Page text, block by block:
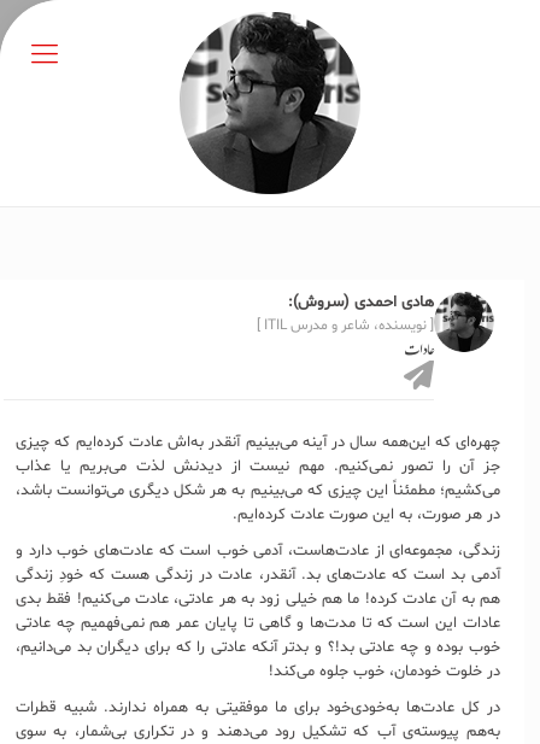
هادی احمدی (سروش):
[ نویسنده، شاعر و مدرس ITIL ]
عادات
چهره‌ای که این‌همه سال در آینه می‌بینیم آنقدر به‌اش عادت کرده‌ایم که چیزی
جز آن را تصور نمی‌کنیم. مهم نیست از دیدنش لذت می‌بریم یا عذاب
می‌کشیم؛ مطمئناً این چیزی که می‌بینیم به هر شکل دیگری می‌توانست باشد،
در هر صورت، به این صورت عادت کرده‌ایم.
زندگی، مجموعه‌ای از عادت‌هاست، آدمی خوب است که عادت‌های خوب دارد و
آدمی بد است که عادت‌های بد. آنقدر، عادت در زندگی هست که خودِ زندگی
هم به آن عادت کرده! ما هم خیلی زود به هر عادتی، عادت می‌کنیم! فقط بدی
عادات این است که تا مدت‌ها و گاهی تا پایان عمر هم نمی‌فهمیم چه عادتی
خوب بوده و چه عادتی بد!؟ و بدتر آنکه عادتی را که برای دیگران بد می‌دانیم،
در خلوت خودمان، خوب جلوه می‌کند!
در کل عادت‌ها به‌خودی‌خود برای ما موفقیتی به همراه ندارند. شبیه قطرات
به‌هم پیوسته‌ی آب که تشکیل رود می‌دهند و در تکراری بی‌شمار، به سوی